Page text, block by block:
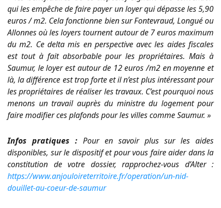
qui les empêche de faire payer un loyer qui dépasse les 5,90
euros / m2. Cela fonctionne bien sur Fontevraud, Longué ou
Allonnes où les loyers tournent autour de 7 euros maximum
du m2. Ce delta mis en perspective avec les aides fiscales
est tout à fait absorbable pour les propriétaires. Mais à
Saumur, le loyer est autour de 12 euros /m2 en moyenne et
là, la différence est trop forte et il n’est plus intéressant pour
les propriétaires de réaliser les travaux. C’est pourquoi nous
menons un travail auprès du ministre du logement pour
faire modifier ces plafonds pour les villes comme Saumur. »
Infos pratiques : Pour en savoir plus sur les aides
disponibles, sur le dispositif et pour vous faire aider dans la
constitution de votre dossier, rapprochez-vous d’Alter :
https://www.anjouloireterritoire.fr/operation/un-nid-
douillet-au-coeur-de-saumur